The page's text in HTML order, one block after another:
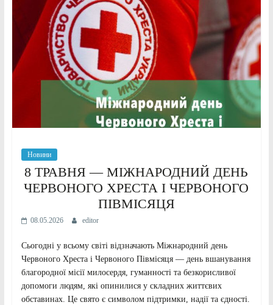
Новини
8 ТРАВНЯ — МІЖНАРОДНИЙ ДЕНЬ
ЧЕРВОНОГО ХРЕСТА І ЧЕРВОНОГО
ПІВМІСЯЦЯ
08.05.2026 editor
Сьогодні у всьому світі відзначають Міжнародний день
Червоного Хреста і Червоного Півмісяця — день вшанування
благородної місії милосердя, гуманності та безкорисливої
допомоги людям, які опинилися у складних життєвих
обставинах. Це свято є символом підтримки, надії та єдності.